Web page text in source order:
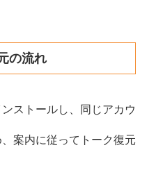
の流れ
ストールし、同じアカウ
案内に従ってトーク復元